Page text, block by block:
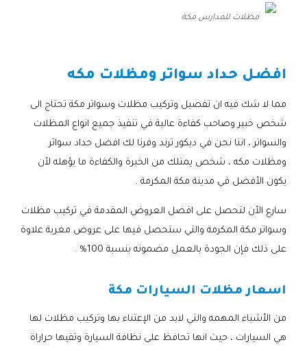
مظلات للمدارس مكة
افضل حداد سواتر ومظلات مكه
مما لا شك فيه ان تفصيل وتركيب مظلات وسواتر مكة تحتاج الى
شخص خبير وصاحب كفاءة عالية في تنفيذ جميع انواع المظلات
والسواتر ، اننا نحن في ديكور ترند وفرنا لك افضل حداد سواتر
ومظلات مكه ، شخص يمتلك من الخبرة والكفاءة ما يؤهله لأن
يكون الأفضل في مدينة مكة المكرمة .
سارع الأن لتحصل على افضل العروض المقدمة في تركيب مظلات
وسواتر مكة المكرمة والتي ستحصل فيها على عروض مغرية علاوة
على ذلك فإن الجودة بالعمل مضمونه بنسبة 100% .
اسعار مظلات السيارات مكة
من الأشياء المهمه والتي لابد من الإعتناء بها وتركيب مظلات لها
هي السيارات ، حيث انها تحافظ على نظافة السيارة وتقيها حراراة